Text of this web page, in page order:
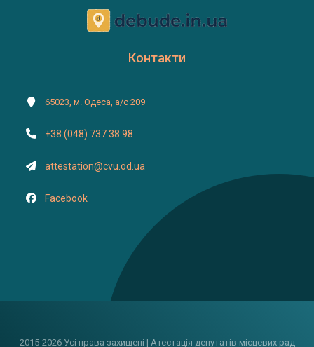
Контакти
65023, м. Одеса, а/с 209
+38 (048) 737 38 98
attestation@cvu.od.ua
Facebook
2015-2026 Усі права захищені | Атестація депутатів місцевих рад